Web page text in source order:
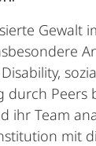
Team
mit